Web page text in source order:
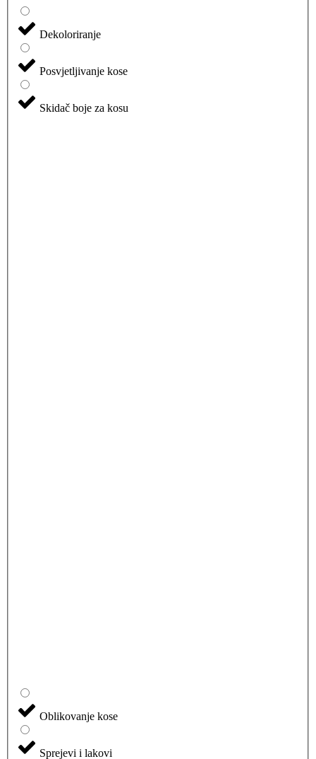
Dekoloriranje
Posvjetljivanje kose
Skidač boje za kosu
Oblikovanje kose
Sprejevi i lakovi